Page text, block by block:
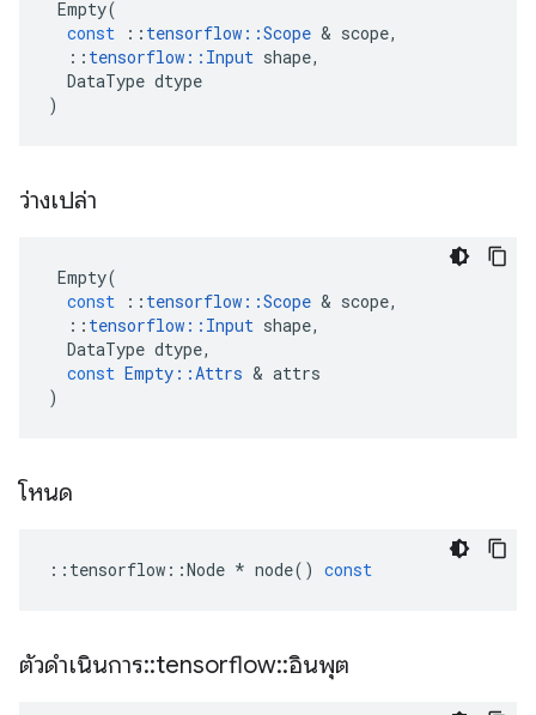
Empty(
const
:: tensorflow ::Scope & scope,
:: tensorflow :: Input shape,
DataType dtype
)
ว่างเปล่า
Empty(
const
:: tensorflow ::Scope & scope,
:: tensorflow :: Input shape,
DataType dtype,
const Empty ::Attrs & attrs
)
โหนด
:: tensorflow ::Node * node() const
ตัวดำเนินการ::tensorflow::อินพุต